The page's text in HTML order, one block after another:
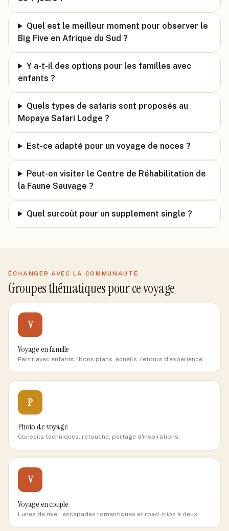
Quel est le meilleur moment pour observer le
Big Five en Afrique du Sud ?
Y a-t-il des options pour les familles avec
enfants ?
Quels types de safaris sont proposés au
Mopaya Safari Lodge ?
Est-ce adapté pour un voyage de noces ?
Peut-on visiter le Centre de Réhabilitation de
la Faune Sauvage ?
Quel surcoût pour un supplement single ?
ÉCHANGER AVEC LA COMMUNAUTÉ
Groupes thématiques pour ce voyage
V
Voyage en famille
Partir avec enfants : bons plans, écueils, retours d'expérience.
P
Photo de voyage
Conseils techniques, retouche, partage d'inspirations.
V
Voyage en couple
Lunes de miel, escapades romantiques et road-trips à deux.